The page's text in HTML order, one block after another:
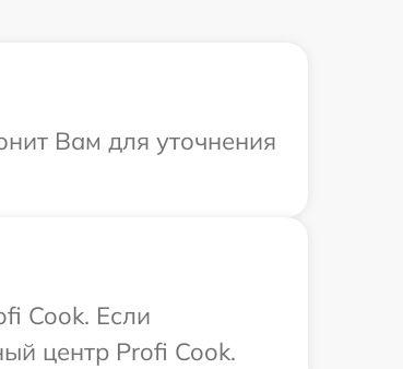
Вам для уточнения
Cook. Если
центр Profi Cook.